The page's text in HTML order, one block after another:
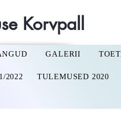
Korvpall
GALERII
2022 TULEMUSED 2020